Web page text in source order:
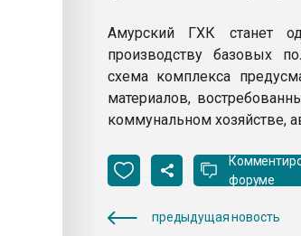
Амурский ГХК станет
производству базовых
схема комплекса
материалов,
коммунальном хозяйстве,
форуме
предыдущая новость